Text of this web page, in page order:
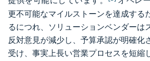
更不可能なマイルストーンを達成する
るにつれ、ソリューションベンダーは
反対意見が減少し、予算承認が明確化
受け、事実上長い営業プロセスを短縮